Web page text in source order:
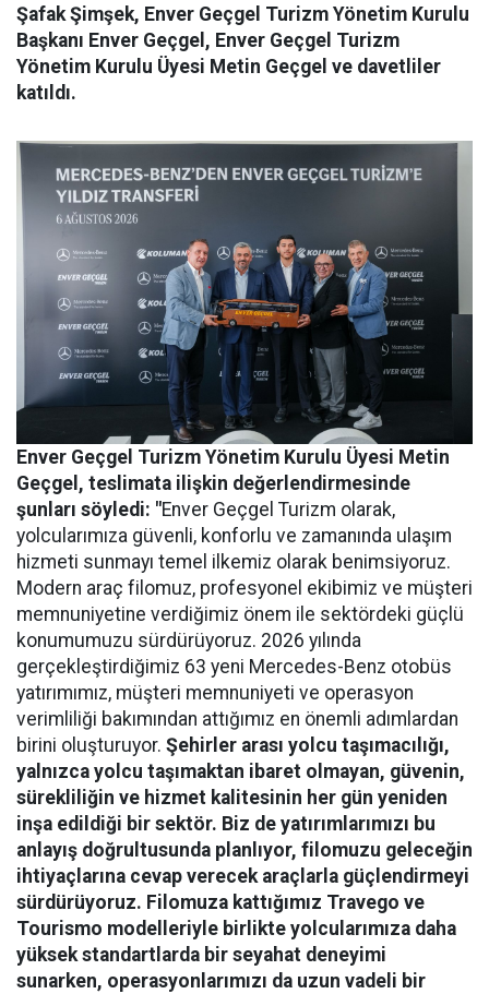
Şafak Şimşek, Enver Geçgel Turizm Yönetim Kurulu
Başkanı Enver Geçgel, Enver Geçgel Turizm
Yönetim Kurulu Üyesi Metin Geçgel ve davetliler
katıldı.
Enver Geçgel Turizm Yönetim Kurulu Üyesi Metin
Geçgel , teslimata ilişkin değerlendirmesinde
şunları söyledi: "Enver Geçgel Turizm olarak,
yolcularımıza güvenli, konforlu ve zamanında ulaşım
hizmeti sunmayı temel ilkemiz olarak benimsiyoruz.
Modern araç filomuz, profesyonel ekibimiz ve müşteri
memnuniyetine verdiğimiz önem ile sektördeki güçlü
konumumuzu sürdürüyoruz. 2026 yılında
gerçekleştirdiğimiz 63 yeni Mercedes-Benz otobüs
yatırımımız, müşteri memnuniyeti ve operasyon
verimliliği bakımından attığımız en önemli adımlardan
birini oluşturuyor. Şehirler arası yolcu taşımacılığı,
yalnızca yolcu taşımaktan ibaret olmayan, güvenin,
sürekliliğin ve hizmet kalitesinin her gün yeniden
inşa edildiği bir sektör. Biz de yatırımlarımızı bu
anlayış doğrultusunda planlıyor, filomuzu geleceğin
ihtiyaçlarına cevap verecek araçlarla güçlendirmeyi
sürdürüyoruz. Filomuza kattığımız Travego ve
Tourismo modelleriyle birlikte yolcularımıza daha
yüksek standartlarda bir seyahat deneyimi
sunarken, operasyonlarımızı da uzun vadeli bir